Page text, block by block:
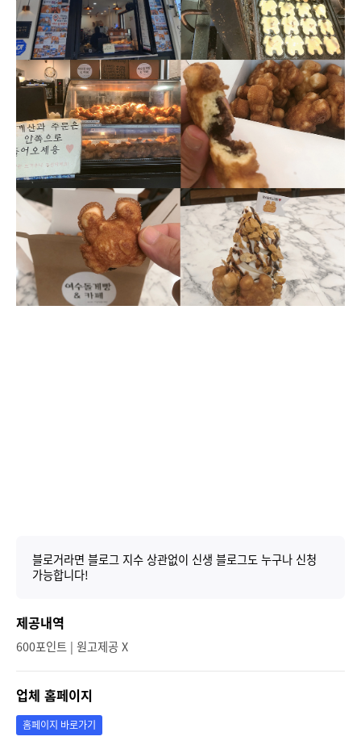
블로거라면 블로그 지수 상관없이 신생 블로그도 누구나 신청
가능합니다!
제공내역
600포인트 | 원고제공 X
업체 홈페이지
홈페이지 바로가기